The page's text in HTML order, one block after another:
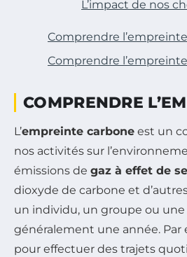
L’impact de nos
Comprendre
Comprendre
COMPRENDRE
L’empreinte carbone est un
nos activités sur
émissions de gaz à effet de
dioxyde de carbone et
un individu, un groupe ou
généralement une année.
pour effectuer des trajets